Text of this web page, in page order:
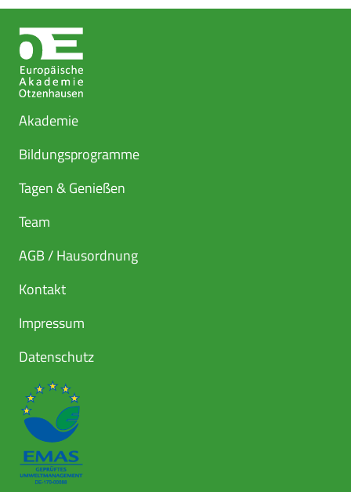
Akademie
Bildungsprogramme
Tagen & Genießen
Team
AGB / Hausordnung
Kontakt
Impressum
Datenschutz